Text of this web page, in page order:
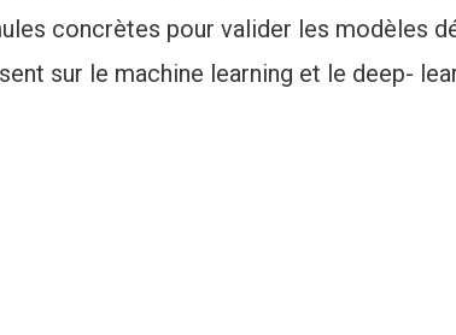
concrètes pour valider les modèles
sur le machine learning et le deep-